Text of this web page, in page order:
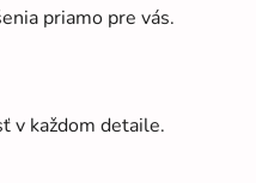
priamo pre vás.
v každom detaile.